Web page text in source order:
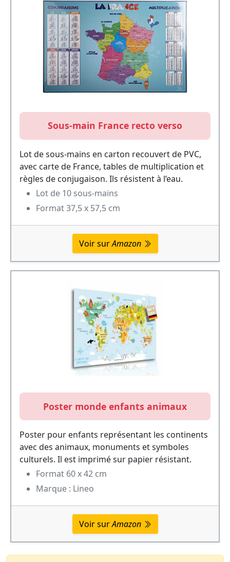
Sous-main France recto verso
Lot de sous-mains en carton recouvert de PVC,
avec carte de France, tables de multiplication et
règles de conjugaison. Ils résistent à l’eau.
Lot de 10 sous-mains
Format 37,5 x 57,5 cm
Voir surAmazon
Poster monde enfants animaux
Poster pour enfants représentant les continents
avec des animaux, monuments et symboles
culturels. Il est imprimé sur papier résistant.
Format 60 x 42 cm
Marque : Lineo
Voir surAmazon